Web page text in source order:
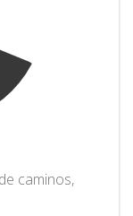
caminos,